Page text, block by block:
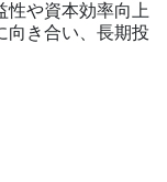
性や資本効率向上
向き合い、長期投